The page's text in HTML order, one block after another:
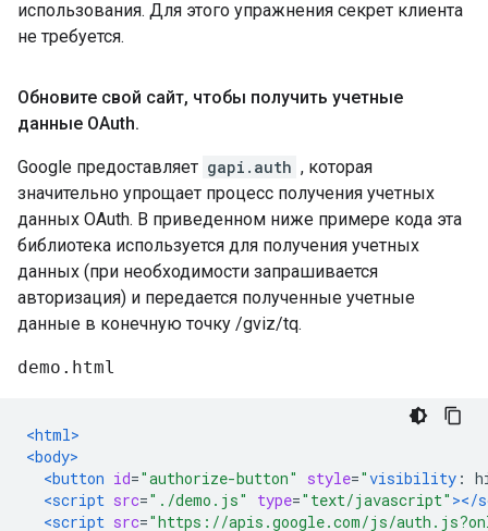
использования. Для этого упражнения секрет клиента
не требуется.
Обновите свой сайт, чтобы получить учетные
данные OAuth.
Google предоставляет gapi.auth , которая
значительно упрощает процесс получения учетных
данных OAuth. В приведенном ниже примере кода эта
библиотека используется для получения учетных
данных (при необходимости запрашивается
авторизация) и передается полученные учетные
данные в конечную точку /gviz/tq.
demo.html
<html>
<body>
<button id="authorize-button" style="visibility :
<script src="./demo.js" type="text/javascript" ></
<script src="https://apis.google.com/js/